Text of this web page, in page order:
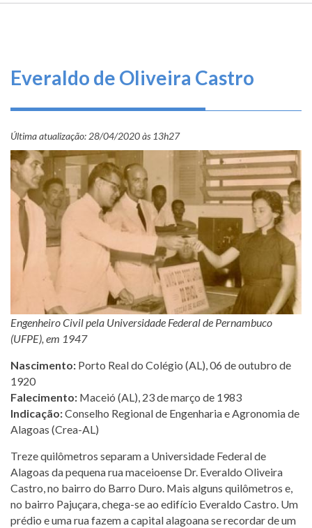
O
Serviços
Informe-
Fale
Conosco
Transparência
Prestação
de
Contas
TRILHA
Everaldo de Oliveira Castro
Última atualização: 28/04/2020 às 13h27
Engenheiro Civil pela Universidade Federal de Pernambuco
(UFPE), em 1947
Nascimento: Porto Real do Colégio (AL), 06 de outubro de
1920
Falecimento: Maceió (AL), 23 de março de 1983
Indicação:Conselho Regional de Engenharia e Agronomia de
Alagoas (Crea-AL)
Treze quilômetros separam a Universidade Federal de
Alagoas da pequena rua maceioense Dr. Everaldo Oliveira
Castro, no bairro do Barro Duro. Mais alguns quilômetros e,
no bairro Pajuçara, chega-se ao edifício Everaldo Castro. Um
prédio e uma rua fazem a capital alagoana se recordar de um